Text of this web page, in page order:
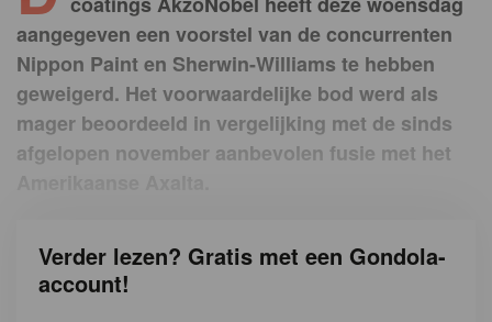
aangegeven een voorstel van de concurrenten
Nippon Paint en Sherwin-Williams te hebben
geweigerd. Het voorwaardelijke bod werd als
mager beoordeeld in vergelijking met de sinds
afgelopen november aanbevolen fusie met het
Verder lezen? Gratis met een Gondola-
account!